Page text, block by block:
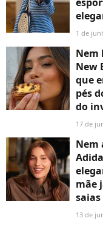
1 de
Nem
New
que
pés
do
17 de
Nem
mãe
13 de